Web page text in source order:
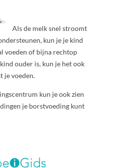
Als de melk snel stroomt
kun je je kind
voeden of bijna rechtop
ouder is, kun je het ook
je voeden.
kun je ook zien
je borstvoeding kunt